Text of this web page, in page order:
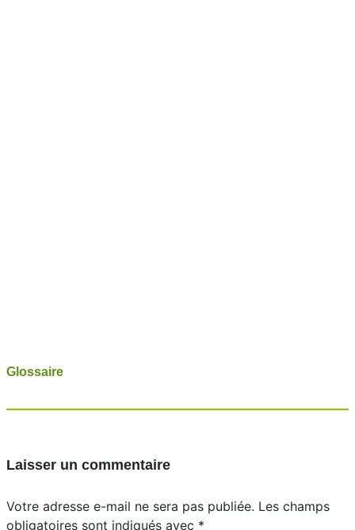
Glossaire
Laisser un commentaire
Votre adresse e-mail ne sera pas publiée. Les champs
obligatoires sont indiqués avec *